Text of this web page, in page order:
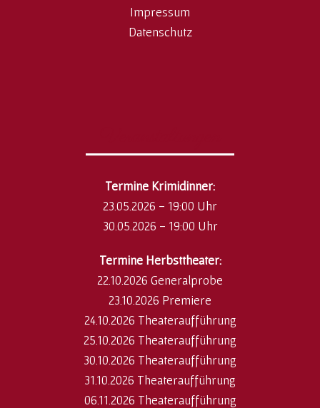
Impressum
Datenschutz
​Termine Krimidinner:
23.05.2026 - 19:00 Uhr
30.05.2026 - 19:00 Uhr
Termine Herbsttheater:
22.10.2026 Generalprobe
23.10.2026 Premiere
24.10.2026 Theateraufführung
25.10.2026 Theateraufführung
30.10.2026 Theateraufführung
31.10.2026 Theateraufführung
06.11.2026 Theateraufführung